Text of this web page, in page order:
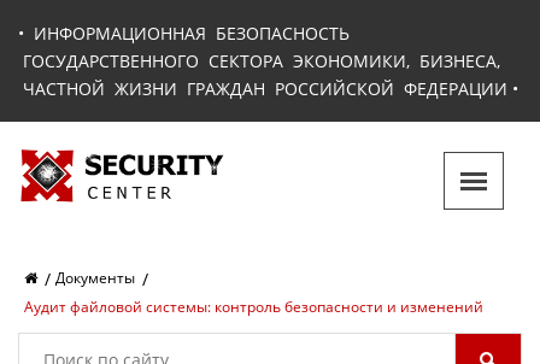
• ИНФОРМАЦИОННАЯ БЕЗОПАСНОСТЬ
ГОСУДАРСТВЕННОГО СЕКТОРА ЭКОНОМИКИ, БИЗНЕСА,
ЧАСТНОЙ ЖИЗНИ ГРАЖДАН РОССИЙСКОЙ ФЕДЕРАЦИИ •
Документы
Аудит файловой системы: контроль безопасности и изменений